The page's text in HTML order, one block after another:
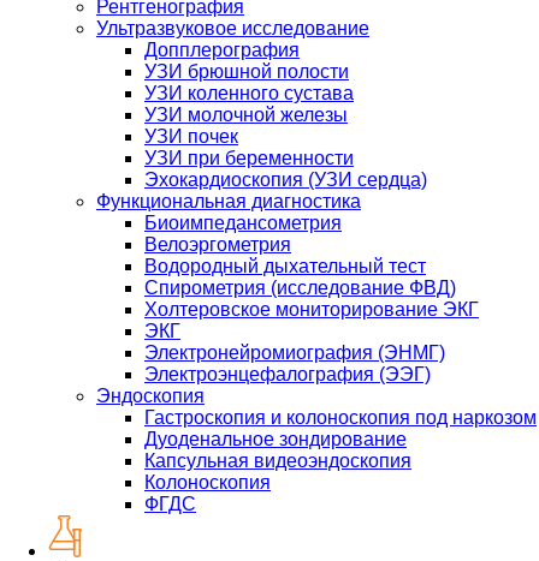
Рентгенография
Ультразвуковое исследование
Допплерография
УЗИ брюшной полости
УЗИ коленного сустава
УЗИ молочной железы
УЗИ почек
УЗИ при беременности
Эхокардиоскопия (УЗИ сердца)
Функциональная диагностика
Биоимпедансометрия
Велоэргометрия
Водородный дыхательный тест
Спирометрия (исследование ФВД)
Холтеровское мониторирование ЭКГ
ЭКГ
Электронейромиография (ЭНМГ)
Электроэнцефалография (ЭЭГ)
Эндоскопия
Гастроскопия и колоноскопия под наркозом
Дуоденальное зондирование
Капсульная видеоэндоскопия
Колоноскопия
ФГДС